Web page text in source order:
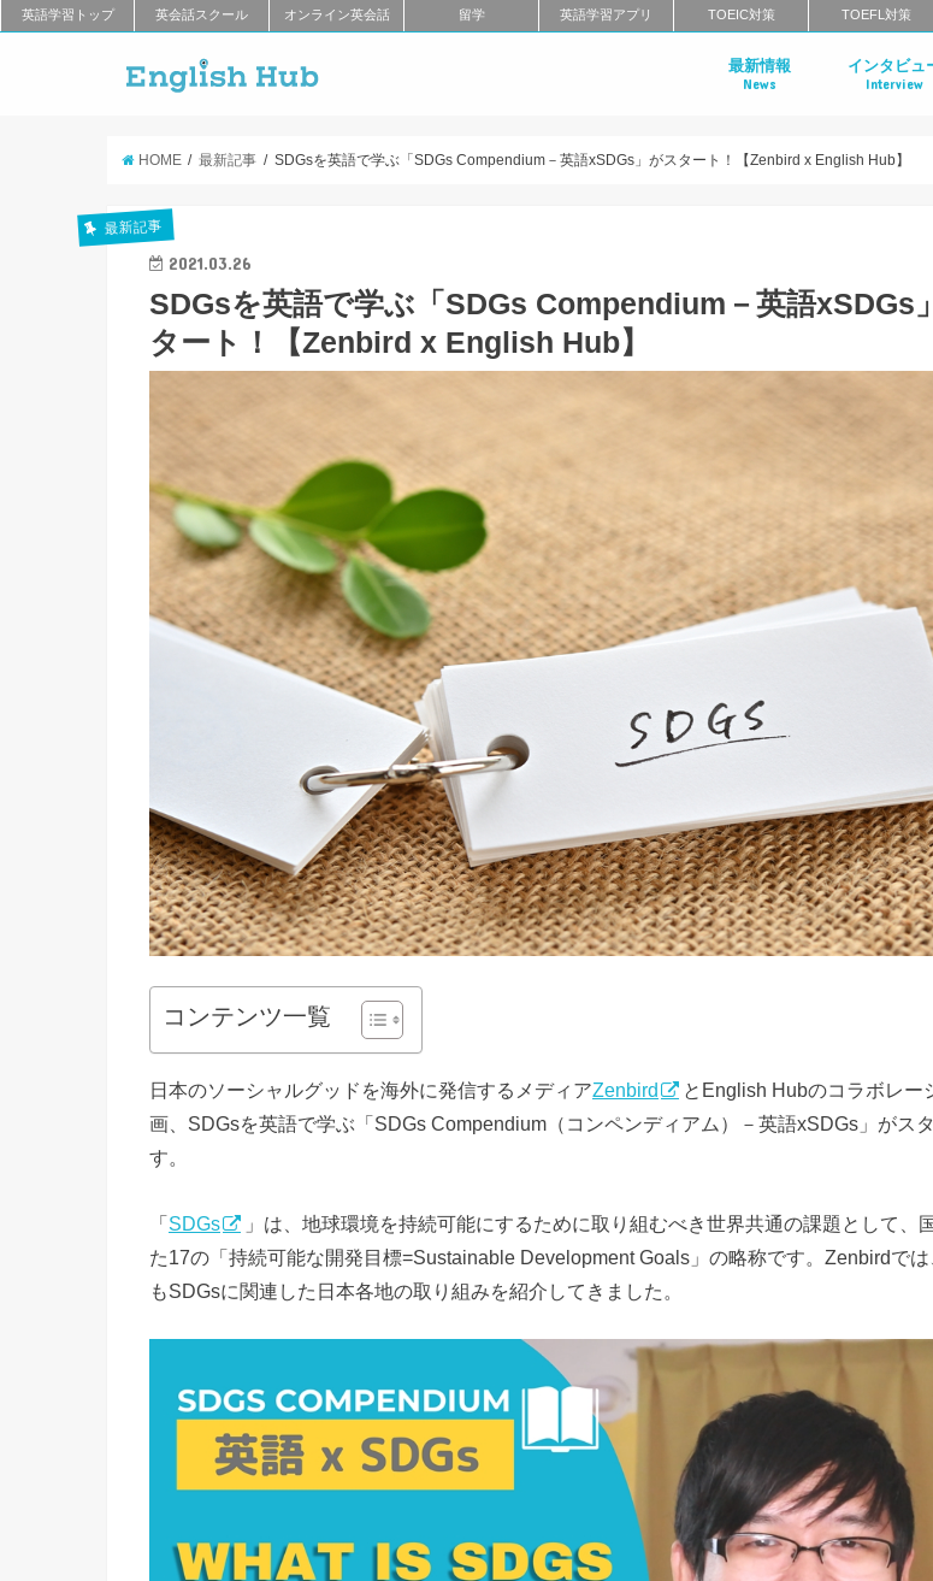
英語学習トップ 英会話スクール オンライン英会話 留学 英語学習アプリ TOEIC対策 TOEFL対策
最新情報
News
インタビュ
Interview
HOME 最新記事 SDGsを英語で学ぶ「SDGs Compendium－英語xSDGs」がスタート！【Zenbird x English Hub】
最新記事
2021.03.26
SDGsを英語で学ぶ「SDGs Compendium－英語xSDGs
タート！【Zenbird x English Hub】
コンテンツ一覧
日本のソーシャルグッドを海外に発信するメディアZenbird
とEnglish Hubのコラボレー
画、SDGsを英語で学ぶ「SDGs Compendium（コンペンディアム）－英語xSDGs」がス
す。
「SDGs
」は、地球環境を持続可能にするために取り組むべき世界共通の課題として、
た17の「持続可能な開発目標=Sustainable Development Goals」の略称です。Zenbirdで
もSDGsに関連した日本各地の取り組みを紹介してきました。